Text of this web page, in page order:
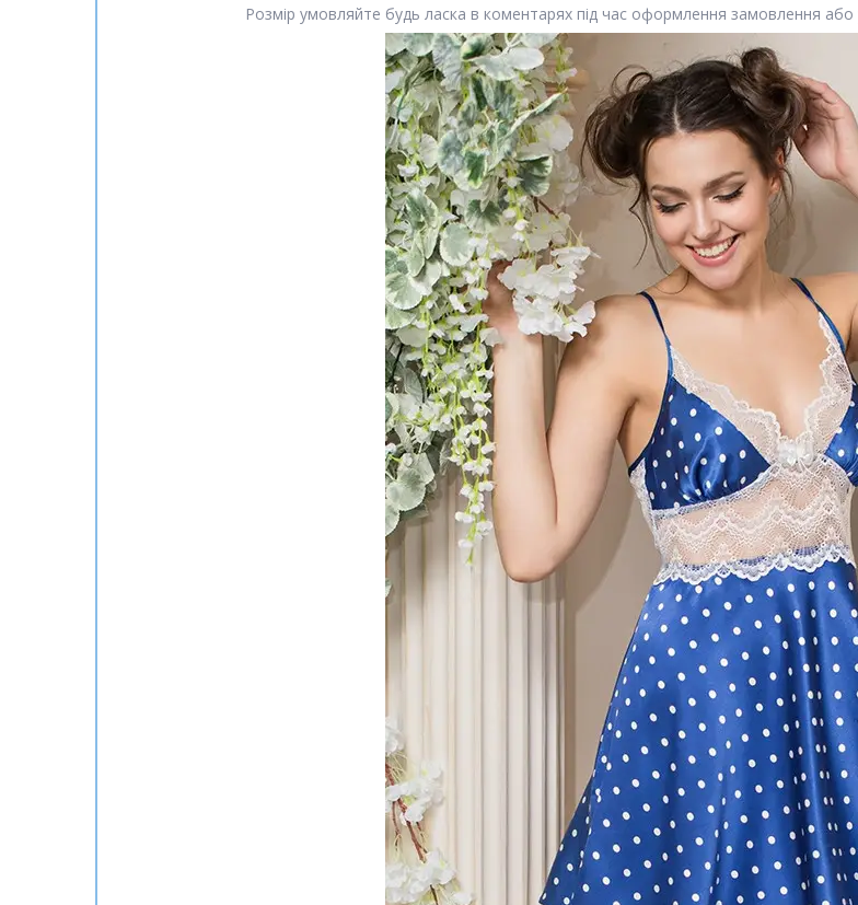
Розмір умовляйте будь ласка в коментарях під час оформлення замовлення